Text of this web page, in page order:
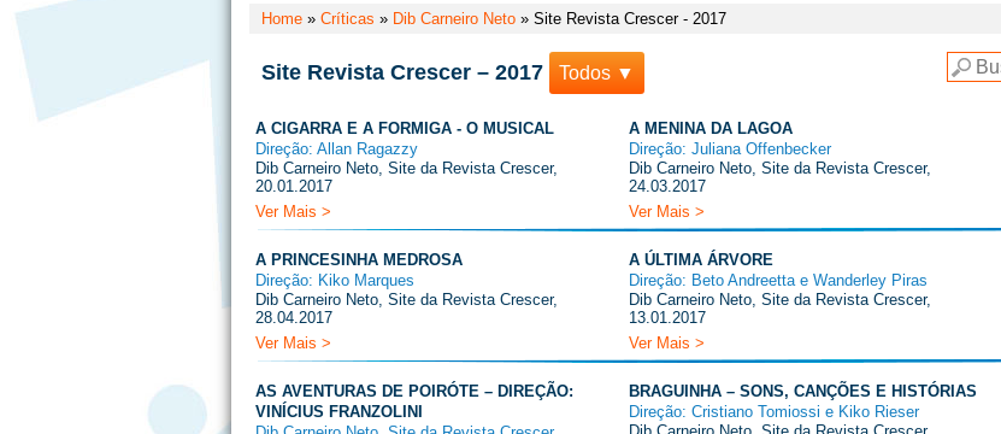
Home » Críticas » Dib Carneiro Neto » Site Revista Crescer - 2017
Site Revista Crescer – 2017 Todos ▼
A CIGARRA E A FORMIGA - O MUSICAL
Direção: Allan Ragazzy
Dib Carneiro Neto, Site da Revista Crescer,
20.01.2017
Ver Mais >
A MENINA DA LAGOA
Direção: Juliana Offenbecker
Dib Carneiro Neto, Site da Revista Crescer,
24.03.2017
Ver Mais >
A PRINCESINHA MEDROSA
Direção: Kiko Marques
Dib Carneiro Neto, Site da Revista Crescer,
28.04.2017
Ver Mais >
A ÚLTIMA ÁRVORE
Direção: Beto Andreetta e Wanderley Piras
Dib Carneiro Neto, Site da Revista Crescer,
13.01.2017
Ver Mais >
AS AVENTURAS DE POIRÓTE – DIREÇÃO:
VINÍCIUS FRANZOLINI
BRAGUINHA – SONS, CANÇÕES E HISTÓRIAS
Direção: Cristiano Tomiossi e Kiko Rieser